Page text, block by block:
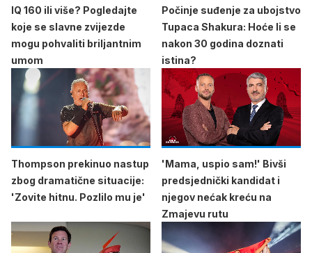
IQ 160 ili više? Pogledajte
koje se slavne zvijezde
mogu pohvaliti briljantnim
umom
Počinje suđenje za ubojstvo
Tupaca Shakura: Hoće li se
nakon 30 godina doznati
istina?
Thompson prekinuo nastup
zbog dramatične situacije:
'Zovite hitnu. Pozlilo mu je'
'Mama, uspio sam!' Bivši
predsjednički kandidat i
njegov nećak kreću na
Zmajevu rutu